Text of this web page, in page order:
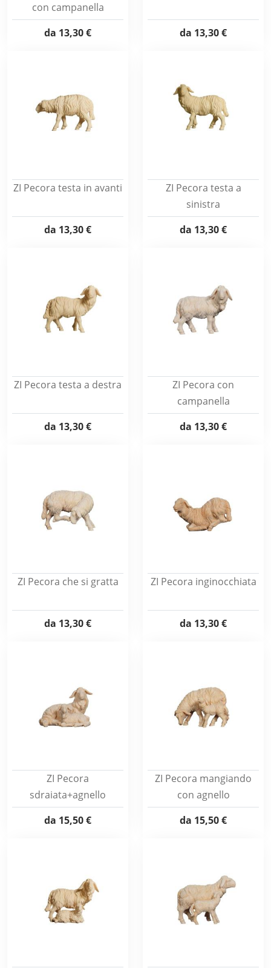
con campanella
da 13,30 € da 13,30 €
ZI Pecora testa in avanti
da 13,30 €
ZI Pecora testa a
sinistra
da 13,30 €
ZI Pecora testa a destra
da 13,30 €
ZI Pecora con
campanella
da 13,30 €
ZI Pecora che si gratta
da 13,30 €
ZI Pecora inginocchiata
da 13,30 €
ZI Pecora
sdraiata+agnello
da 15,50 €
ZI Pecora mangiando
con agnello
da 15,50 €